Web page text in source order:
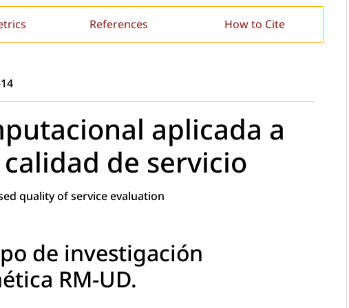
References How to Cite
aplicada a
de servicio
quality of service evaluation
de investigación
RM-UD.